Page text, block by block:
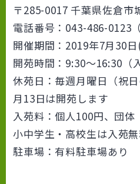
〒285-0017 千葉県佐倉市
電話番号：043-486-0123
開催期間：2019年7月30
開苑時間：9:30～16:30（
休苑日：毎週月曜日（祝
月13日は開苑します
入苑料：個人100円、団
小中学生・高校生は入苑無
駐車場：有料駐車場あり